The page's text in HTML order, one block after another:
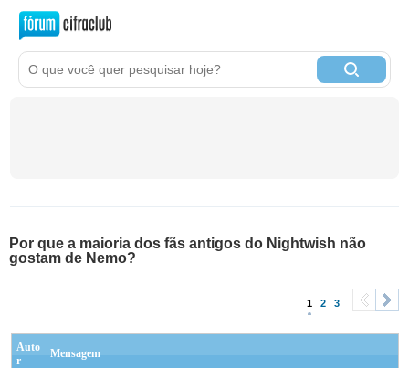
Por que a maioria dos fãs antigos do Nightwish não
gostam de Nemo?
1 2 3
Auto
r
Mensagem